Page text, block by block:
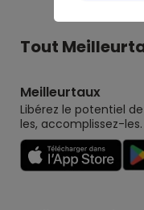
Tout
Meilleurtaux
Libérez le potentiel
les, accomplissez-les.